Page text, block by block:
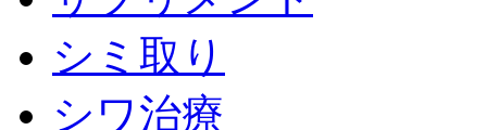
シミ取り
シワ治療